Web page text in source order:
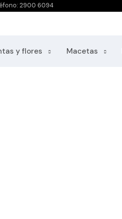
2900 6094
y flores Macetas